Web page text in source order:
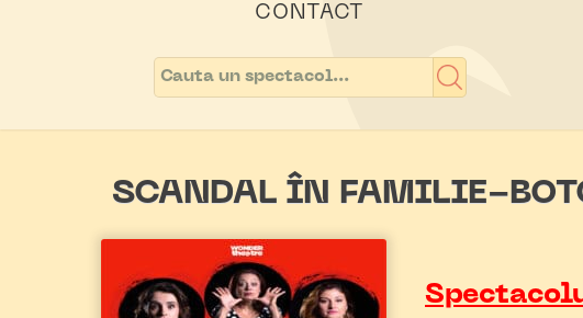
CONTACT
SCANDAL ÎN FAMILIE-